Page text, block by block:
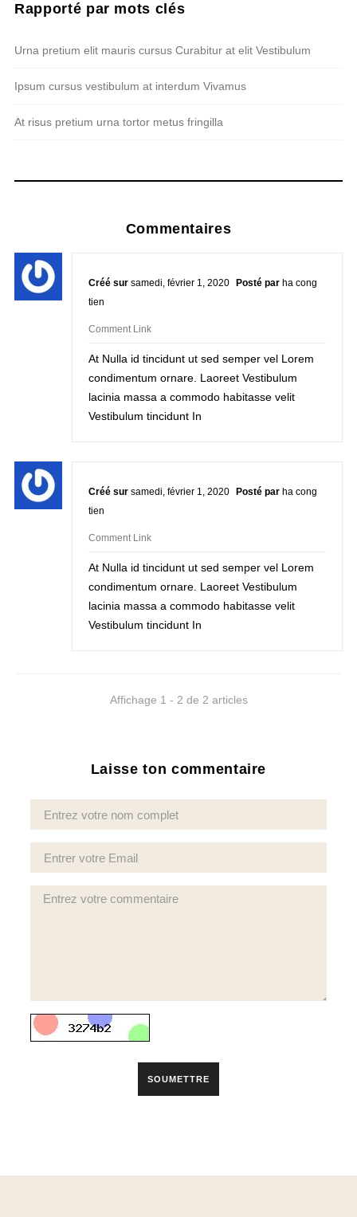
Rapporté par mots clés
Urna pretium elit mauris cursus Curabitur at elit Vestibulum
Ipsum cursus vestibulum at interdum Vivamus
At risus pretium urna tortor metus fringilla
Commentaires
Créé sur samedi, février 1, 2020 Posté par ha cong
tien
Comment Link
At Nulla id tincidunt ut sed semper vel Lorem
condimentum ornare. Laoreet Vestibulum
lacinia massa a commodo habitasse velit
Vestibulum tincidunt In
Créé sur samedi, février 1, 2020 Posté par ha cong
tien
Comment Link
At Nulla id tincidunt ut sed semper vel Lorem
condimentum ornare. Laoreet Vestibulum
lacinia massa a commodo habitasse velit
Vestibulum tincidunt In
Affichage 1 - 2 de 2 articles
Laisse ton commentaire
SOUMETTRE